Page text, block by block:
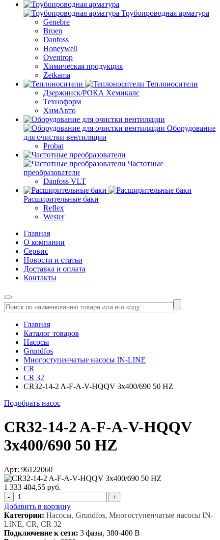
Трубопроводная арматура
Genebre
Broen
Danfoss
Honeywell
Oventrop
Химическая продукция
Zetkama
Теплоносители
Дзержинск/РОКА Хемикалс
Техноформ
ХимАвто
Оборудование
для очистки вентиляции
Probat
Частотные
преобразователи
Danfoss VLT
Расширительные баки
Reflex
Wester
Главная
О компании
Сервис
Новости и статьи
Доставка и оплата
Контакты
Главная
Каталог товаров
Насосы
Grundfos
Многоступенчатые насосы IN-LINE
CR
CR 32
CR32-14-2 A-F-A-V-HQQV 3x400/690 50 HZ
Подобрать насос
CR32-14-2 A-F-A-V-HQQV
3x400/690 50 HZ
Арт: 96122060
1 333 404,55 руб.
- +
Добавить в корзину
Категории: Насосы, Grundfos, Многоступенчатые насосы IN-
LINE, CR, CR 32
Подключение к сети: 3 фазы, 380-400 В